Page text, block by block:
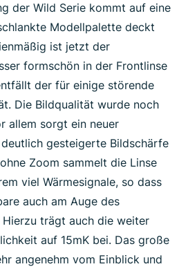
der Wild Serie kommt auf eine
Modellpalette deckt
ist jetzt der
formschön in der Frontlinse
der für einige störende
Die Bildqualität wurde noch
allem sorgt ein neuer
gesteigerte Bildschärfe
Zoom sammelt die Linse
viel Wärmesignale, so dass
auch am Auge des
Hierzu trägt auch die weiter
auf 15mK bei. Das große
angenehm vom Einblick und